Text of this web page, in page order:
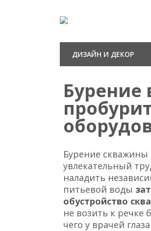
ДИЗАЙН И ДЕКОР
Бурение
увлекательный
наладить
питьевой воды
обустройство
не возить к речке
чего у врачей